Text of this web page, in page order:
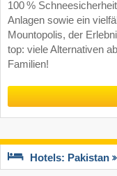
100 %
Anlagen sowie ein
Mountopolis, der
top: viele Alternativen
Familien!
Hotels: Pakistan